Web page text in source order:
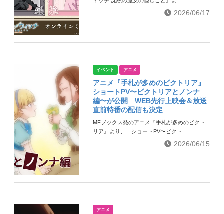
2026/06/17
イベント アニメ
アニメ『手札が多めのビクトリア』
ショートPV〜ビクトリアとノンナ
編〜が公開 WEB先行上映会＆放送
直前特番の配信も決定
MFブックス発のアニメ『手札が多めのビクト
リア』より、「ショートPV〜ビクト...
2026/06/15
アニメ